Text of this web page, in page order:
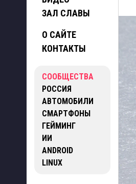
ЗАЛ СЛАВЫ
О САЙТЕ
КОНТАКТЫ
СООБЩЕСТВА
РОССИЯ
АВТОМОБИЛИ
СМАРТФОНЫ
ГЕЙМИНГ
ИИ
ANDROID
LINUX